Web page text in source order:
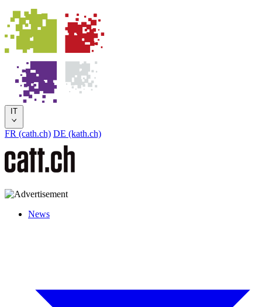
IT
FR (cath.ch) DE (kath.ch)
News